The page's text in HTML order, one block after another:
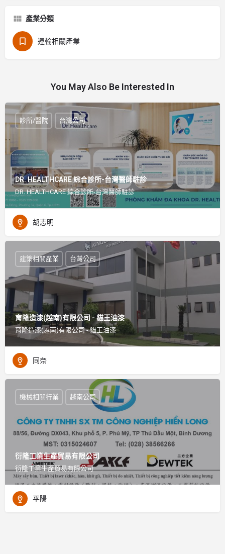
產業分類
運輸相關產業
You May Also Be Interested In
DR. HEALTHCARE 綜合診所-台灣醫師駐診
DR. HEALTHCARE 綜合診所-台灣醫師駐診
診所/醫院 台灣公司
胡志明
育隆造漆(越南)有限公司 - 貓王油漆
育隆造漆(越南)有限公司 - 貓王油漆
建築相關產業 台灣公司
同奈
衍隆工業生產貿易有限公司
衍隆工業生產貿易有限公司
機械相關行業 越南公司
平陽